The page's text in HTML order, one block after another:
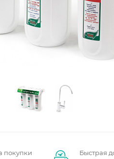
покупки
Быстрая